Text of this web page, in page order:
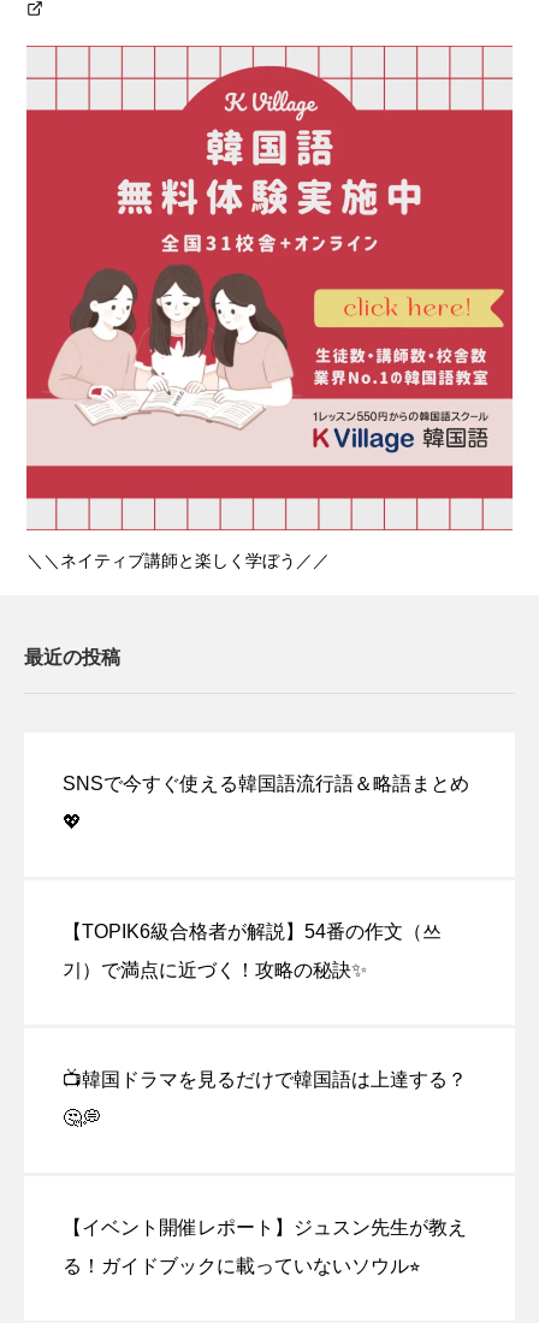
＼＼ネイティブ講師と楽しく学ぼう／／
最近の投稿
SNSで今すぐ使える韓国語流行語＆略語まとめ
💖
【TOPIK6級合格者が解説】54番の作文（쓰
기）で満点に近づく！攻略の秘訣✨
📺韓国ドラマを見るだけで韓国語は上達する？
🤔💭
【イベント開催レポート】ジュスン先生が教え
る！ガイドブックに載っていないソウル⭐︎